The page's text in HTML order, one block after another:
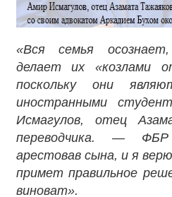
«Вся семья
делает их «козлами
поскольку они
иностранными
Исмагулов, отец
переводчика. — ФБР
арестовав сына, и я
примет правильное
виноват».